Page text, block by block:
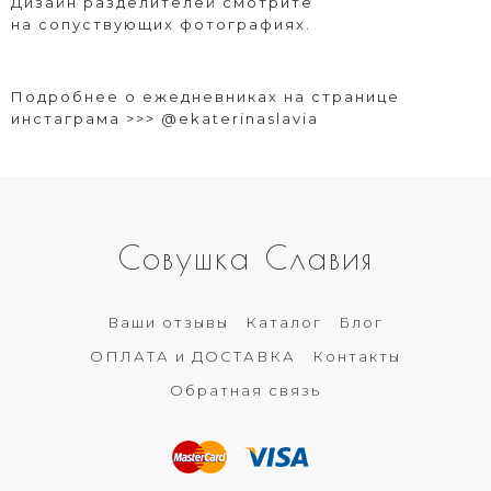
на сопуствующих фотографиях.
Подробнее о ежедневниках на странице
инстаграма >>> @ekaterinaslavia
Совушка Славия
Ваши отзывы Каталог
Блог
ОПЛАТА и ДОСТАВКА
Контакты
Обратная связь